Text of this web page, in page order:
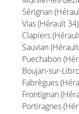
Sérignan
Vias (Hérault 34)
Clapiers
Sauvian
Puechabon
Boujan-sur-
Fabrègues
Frontignan
Portiragnes